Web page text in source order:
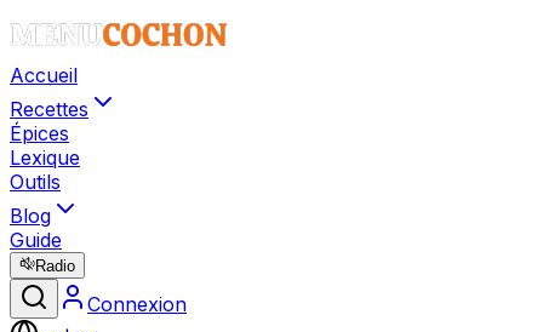
Accueil
Recettes
Épices
Lexique
Outils
Blog
Guide
Radio
Connexion